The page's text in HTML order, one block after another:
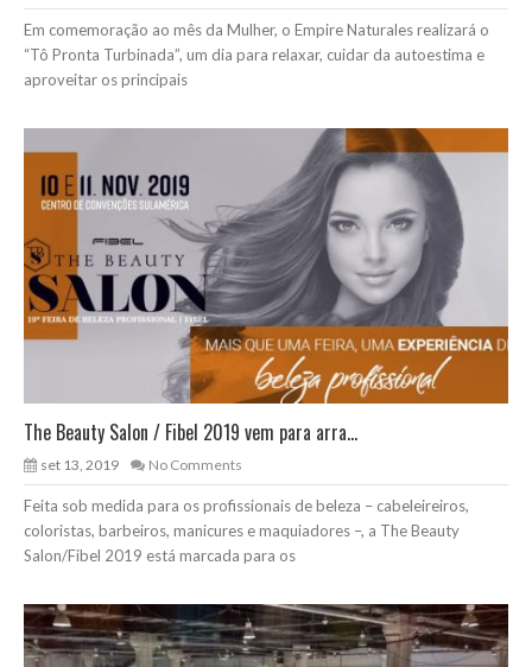
Em comemoração ao mês da Mulher, o Empire Naturales realizará o
“Tô Pronta Turbinada”, um dia para relaxar, cuidar da autoestima e
aproveitar os principais
The Beauty Salon / Fibel 2019 vem para arra...
set 13, 2019 No Comments
Feita sob medida para os profissionais de beleza – cabeleireiros,
coloristas, barbeiros, manicures e maquiadores –, a The Beauty
Salon/Fibel 2019 está marcada para os